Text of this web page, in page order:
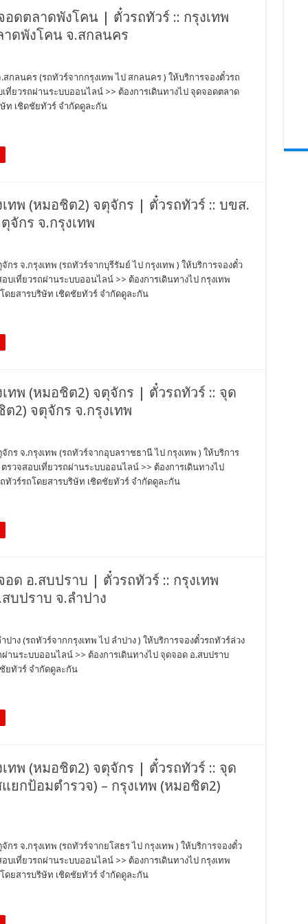
ดตลาดพังโคน | ตั๋วรถทัวร์ :: กรุงเทพ
ดพังโคน จ.สกลนคร
ลนคร (รถทัวร์จากกรุงเทพ ไป สกลนคร ) ให้บริการจองตั๋วรถ
ที่ยวรถผ่านระบบออนไลน์ >> ต้องการเดินทางไป จุดจอดตลาด
ท เชิดชัยทัวร์ จำกัดดูละกัน
ทพ (หมอชิต2) จตุจักร | ตั๋วรถทัวร์ :: บขส.
จักร จ.กรุงเทพ
ร จ.กรุงเทพ (รถทัวร์จากบุรีรัมย์ ไป กรุงเทพ ) ให้บริการจองตั๋ว
บเที่ยวรถผ่านระบบออนไลน์ >> ต้องการเดินทางไป กรุงเทพ
ดยสารบริษัท เชิดชัยทัวร์ จำกัดดูละกัน
ทพ (หมอชิต2) จตุจักร | ตั๋วรถทัวร์ :: จุด
2) จตุจักร จ.กรุงเทพ
ร จ.กรุงเทพ (รถทัวร์จากอุบลราชธานี ไป กรุงเทพ ) ให้บริการ
รวจสอบเที่ยวรถผ่านระบบออนไลน์ >> ต้องการเดินทางไป
ทัวร์รถโดยสารบริษัท เชิดชัยทัวร์ จำกัดดูละกัน
ด อ.สบปราบ | ตั๋วรถทัวร์ :: กรุงเทพ
บปราบ จ.ลำปาง
าง (รถทัวร์จากกรุงเทพ ไป ลำปาง ) ให้บริการจองตั๋วรถทัวร์ล่วง
านระบบออนไลน์ >> ต้องการเดินทางไป จุดจอด อ.สบปราบ
ยทัวร์ จำกัดดูละกัน
ทพ (หมอชิต2) จตุจักร | ตั๋วรถทัวร์ :: จุด
ยกป้อมตำรวจ) – กรุงเทพ (หมอชิต2)
ร จ.กรุงเทพ (รถทัวร์จากยโสธร ไป กรุงเทพ ) ให้บริการจองตั๋ว
บเที่ยวรถผ่านระบบออนไลน์ >> ต้องการเดินทางไป กรุงเทพ
ดยสารบริษัท เชิดชัยทัวร์ จำกัดดูละกัน